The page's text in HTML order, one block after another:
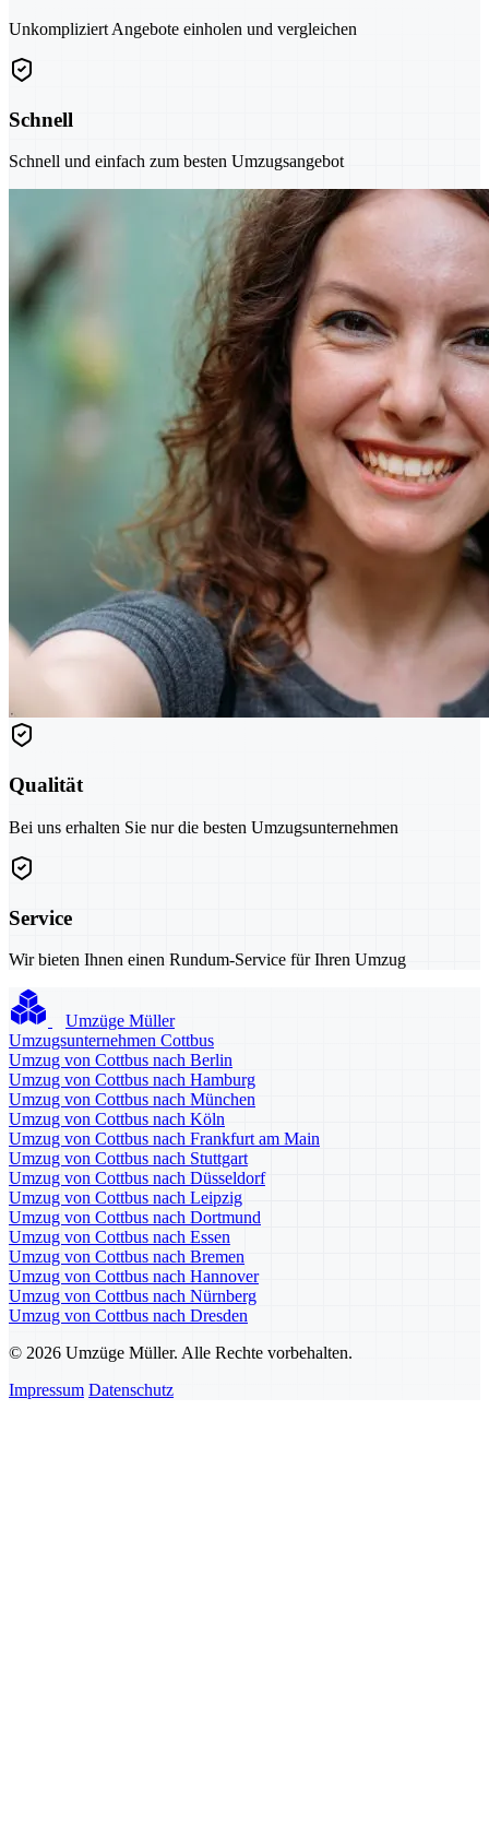
Unkompliziert Angebote einholen und vergleichen
Schnell
Schnell und einfach zum besten Umzugsangebot
Qualität
Bei uns erhalten Sie nur die besten Umzugsunternehmen
Service
Wir bieten Ihnen einen Rundum-Service für Ihren Umzug
Umzüge Müller
Umzugsunternehmen Cottbus
Umzug von Cottbus nach Berlin
Umzug von Cottbus nach Hamburg
Umzug von Cottbus nach München
Umzug von Cottbus nach Köln
Umzug von Cottbus nach Frankfurt am Main
Umzug von Cottbus nach Stuttgart
Umzug von Cottbus nach Düsseldorf
Umzug von Cottbus nach Leipzig
Umzug von Cottbus nach Dortmund
Umzug von Cottbus nach Essen
Umzug von Cottbus nach Bremen
Umzug von Cottbus nach Hannover
Umzug von Cottbus nach Nürnberg
Umzug von Cottbus nach Dresden
© 2026 Umzüge Müller. Alle Rechte vorbehalten.
Impressum Datenschutz